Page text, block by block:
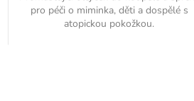
pro péči o miminka, děti a dospělé s
atopickou pokožkou.